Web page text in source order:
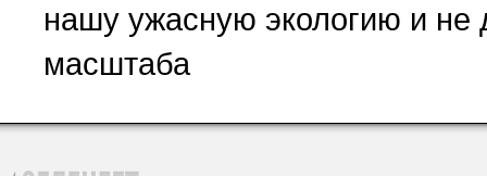
нашу ужасную экологию и не
масштаба